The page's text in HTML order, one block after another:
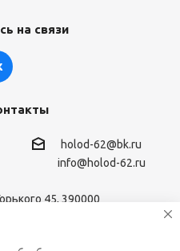
на связи
holod-62@bk.ru
info@holod-62.ru
45, 390000